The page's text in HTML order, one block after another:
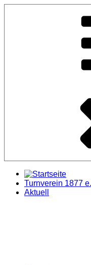
Turnverein 1877
Aktuell